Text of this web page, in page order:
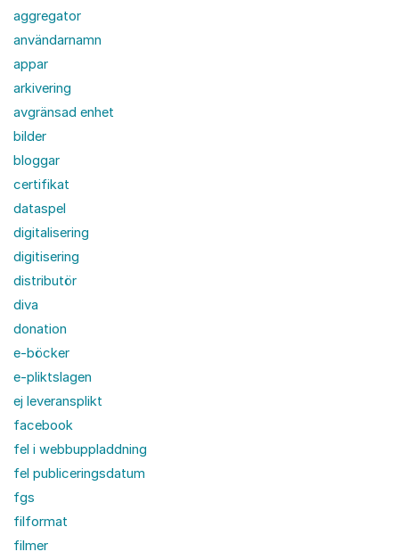
aggregator
användarnamn
appar
arkivering
avgränsad enhet
bilder
bloggar
certifikat
dataspel
digitalisering
digitisering
distributör
diva
donation
e-böcker
e-pliktslagen
ej leveransplikt
facebook
fel i webbuppladdning
fel publiceringsdatum
fgs
filformat
filmer